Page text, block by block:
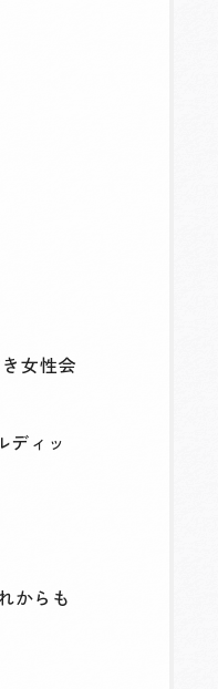
女性会
ディッ
からも